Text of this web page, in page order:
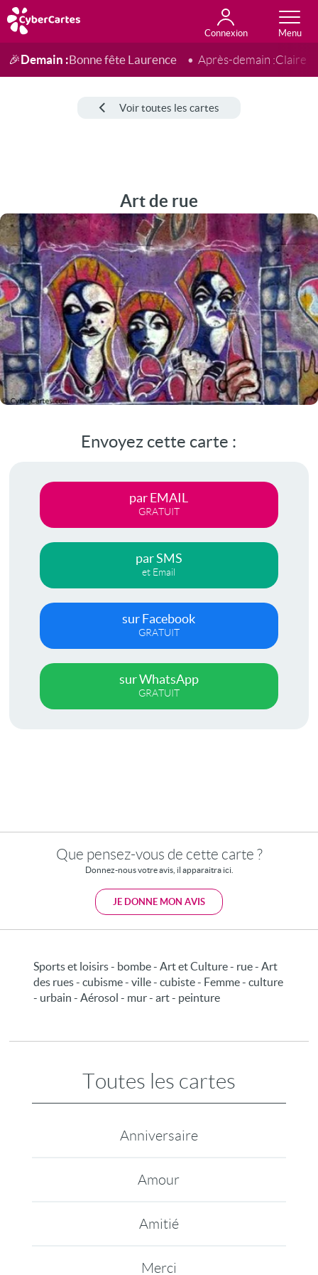
Connexion
Anniversaire
Fête du jour
Amour
Amitié
Merci
Toutes les cartes
🎉Demain :Bonne fête Laurence Après-demain :Claire
Voir toutes les cartes
Art de rue
Envoyez cette carte :
par EMAIL
GRATUIT
par SMS
et Email
sur Facebook
GRATUIT
sur WhatsApp
GRATUIT
Que pensez-vous de cette carte ?
Donnez-nous votre avis, il apparaitra ici.
JE DONNE MON AVIS
Sports et loisirs - bombe - Art et Culture - rue - Art
des rues - cubisme - ville - cubiste - Femme - culture
- urbain - Aérosol - mur - art - peinture
Toutes les cartes
Anniversaire
Amour
Amitié
Merci